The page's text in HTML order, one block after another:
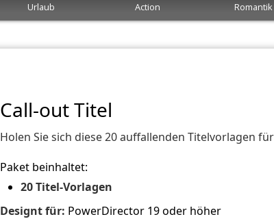
Urlaub Action Romantik
Call-out Titel
Holen Sie sich diese 20 auffallenden Titelvorlagen
Paket beinhaltet:
20 Titel-Vorlagen
Designt für: PowerDirector 19 oder höher